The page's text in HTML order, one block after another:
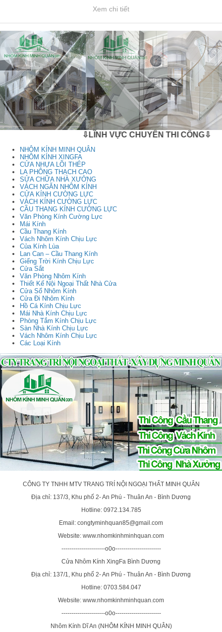
Xem chi tiết
⇩LĨNH VỰC CHUYÊN THI CÔNG⇩
NHÔM KÍNH MINH QUÂN
NHÔM KÍNH XINGFA
CỬA NHỰA LÕI THÉP
LA PHÔNG THẠCH CAO
SỬA CHỮA NHÀ XƯỞNG
VÁCH NGĂN NHÔM KÍNH
CỬA KÍNH CƯỜNG LỰC
VÁCH KÍNH CƯỜNG LỰC
CẦU THANG KÍNH CƯỜNG LỰC
Văn Phòng Kính Cường Lực
Mái Kính
Cầu Thang Kính
Vách Nhôm Kính Chịu Lực
Của Kính Lùa
Lan Can – Cầu Thang Kính
Giếng Trời Kính Chịu Lực
Cửa Sắt
Văn Phòng Nhôm Kính
Thiết Kế Nội Ngoại Thất Nhà Cửa
Cửa Sổ Nhôm Kính
Cửa Đi Nhôm Kính
Hồ Cá Kính Chịu Lực
Mái Nhà Kính Chịu Lực
Phòng Tắm Kính Chịu Lực
Sàn Nhà Kính Chịu Lực
Vách Nhôm Kính Chịu Lực
Các Loại Kính
CÔNG TY TNHH MTV TRANG TRÍ NỘI NGOẠI THẤT MINH QUÂN
Địa chỉ: 137/3, Khu phố 2- An Phú - Thuân An - Bình Dương
Hotline: 0972.134.785
Email: congtyminhquan85@gmail.com
Website: www.nhomkinhminhquan.com
----------------------o0o-----------------------
Cửa Nhôm Kính XingFa Bình Dương
Địa chỉ: 137/1, Khu phố 2- An Phú - Thuân An - Bình Dương
Hotline: 0703.584.047
Website: www.nhomkinhminhquan.com
----------------------o0o-----------------------
Nhôm Kính Dĩ An (NHÔM KÍNH MINH QUÂN)